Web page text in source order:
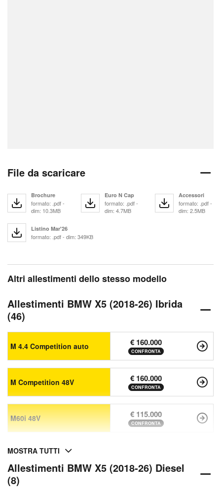
File da scaricare
Brochure
formato: .pdf -
dim: 10.3MB
Euro N Cap
formato: .pdf -
dim: 4.7MB
Accessori
formato: .pdf -
dim: 2.5MB
Listino Mar'26
formato: .pdf - dim: 349KB
Altri allestimenti dello stesso modello
Allestimenti BMW X5 (2018-26) Ibrida
(46)
M 4.4 Competition auto € 160.000
CONFRONTA
M Competition 48V € 160.000
CONFRONTA
M60i 48V € 115.000
CONFRONTA
MOSTRA TUTTI
Allestimenti BMW X5 (2018-26) Diesel
(8)